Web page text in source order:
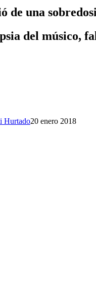
de una
del músico,
Hurtado20 enero 2018